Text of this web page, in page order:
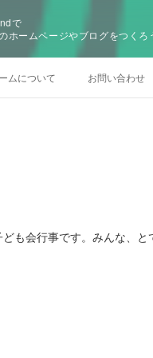
で
ホームページやブログをつくろ
ムについて お問い合わせ
も会行事です。みんな、